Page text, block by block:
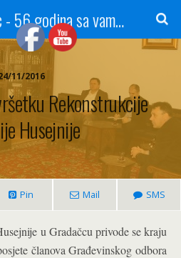
Radio Gradačac - 56 godina sa vama...
11/2016
Rekonstrukcije
Husejnije
Pin Mail SMS
u Gradačcu privode se kraju
članova Građevinskog odbora